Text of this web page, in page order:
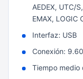
AEDEX, UTC/
EMAX, LOGIC
Interfaz: USB
Conexión:
Tiempo